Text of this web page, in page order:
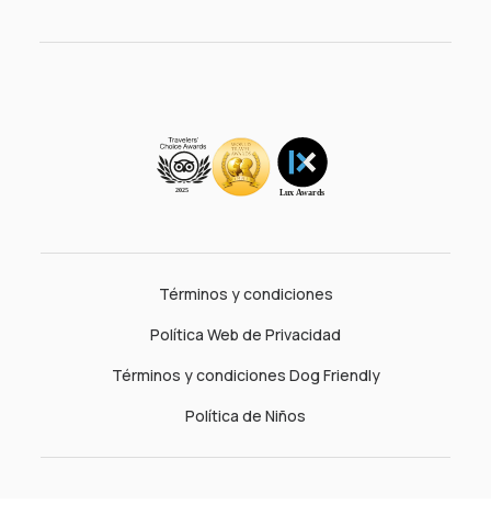
Términos y condiciones
Política Web de Privacidad
Términos y condiciones Dog Friendly
Política de Niños